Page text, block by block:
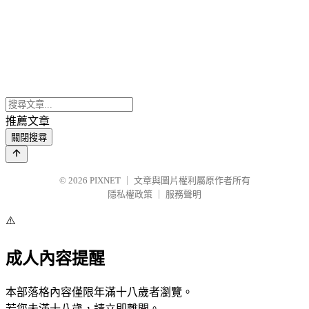
推薦文章
關閉搜尋
© 2026 PIXNET
文章與圖片權利屬原作者所有
隱私權政策
服務聲明
⚠️
成人內容提醒
本部落格內容僅限年滿十八歲者瀏覽。